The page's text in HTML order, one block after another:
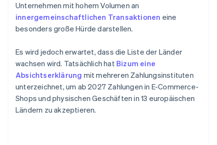
Unternehmen mit hohem Volumen an
innergemeinschaftlichen Transaktionen eine
besonders große Hürde darstellen.
Es wird jedoch erwartet, dass die Liste der Länder
wachsen wird. Tatsächlich hat Bizum eine
Absichtserklärung mit mehreren Zahlungsinstituten
unterzeichnet, um ab 2027 Zahlungen in E-Commerce-
Shops und physischen Geschäften in 13 europäischen
Ländern zu akzeptieren.